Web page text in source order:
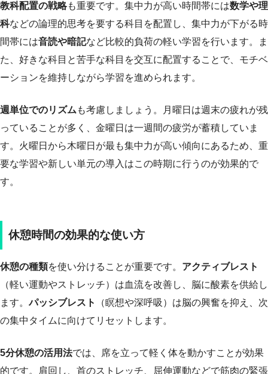
教科配置の戦略も重要です。集中力が高い時間帯には数学や理
科などの論理的思考を要する科目を配置し、集中力が下がる時
間帯には音読や暗記など比較的負荷の軽い学習を行います。ま
た、好きな科目と苦手な科目を交互に配置することで、モチベ
ーションを維持しながら学習を進められます。
週単位でのリズムも考慮しましょう。月曜日は週末の疲れが残
っていることが多く、金曜日は一週間の疲労が蓄積していま
す。火曜日から木曜日が最も集中力が高い傾向にあるため、重
要な学習や新しい単元の導入はこの時期に行うのが効果的で
す。
休憩時間の効果的な使い方
休憩の種類を使い分けることが重要です。 アクティブレスト
（軽い運動やストレッチ）は血流を改善し、脳に酸素を供給し
ます。パッシブレスト
（瞑想や深呼吸）は脳の興奮を抑え、次
の集中タイムに向けてリセットします。
5分休憩の活用法では、席を立って軽く体を動かすことが効果
的です。肩回し、首のストレッチ、屈伸運動などで筋肉の緊張